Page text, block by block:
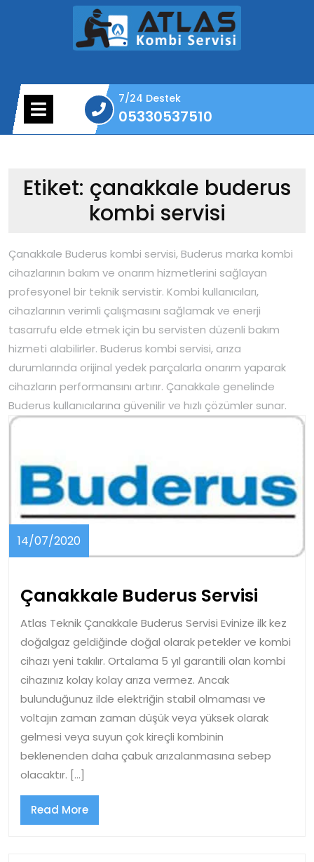
7/24 Destek
05330537510
05330537510
Etiket: çanakkale buderus
kombi servisi
Çanakkale Buderus kombi servisi, Buderus marka kombi
cihazlarının bakım ve onarım hizmetlerini sağlayan
profesyonel bir teknik servistir. Kombi kullanıcıları,
cihazlarının verimli çalışmasını sağlamak ve enerji
tasarrufu elde etmek için bu servisten düzenli bakım
hizmeti alabilirler. Buderus kombi servisi, arıza
durumlarında orijinal yedek parçalarla onarım yaparak
cihazların performansını artırır. Çanakkale genelinde
Buderus kullanıcılarına güvenilir ve hızlı çözümler sunar.
14/07/2020
Çanakkale Buderus Servisi
Servisi
Atlas Teknik Çanakkale Buderus Servisi Evinize ilk kez
doğalgaz geldiğinde doğal olarak petekler ve kombi
cihazı yeni takılır. Ortalama 5 yıl garantili olan kombi
cihazınız kolay kolay arıza vermez. Ancak
bulunduğunuz ilde elektriğin stabil olmaması ve
voltajın zaman zaman düşük veya yüksek olarak
gelmesi veya suyun çok kireçli kombinin
beklenenden daha çabuk arızalanmasına sebep
olacaktır. […]
Read MoreRead
More